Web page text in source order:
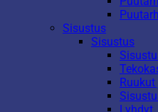
Sisustus
Sisustus